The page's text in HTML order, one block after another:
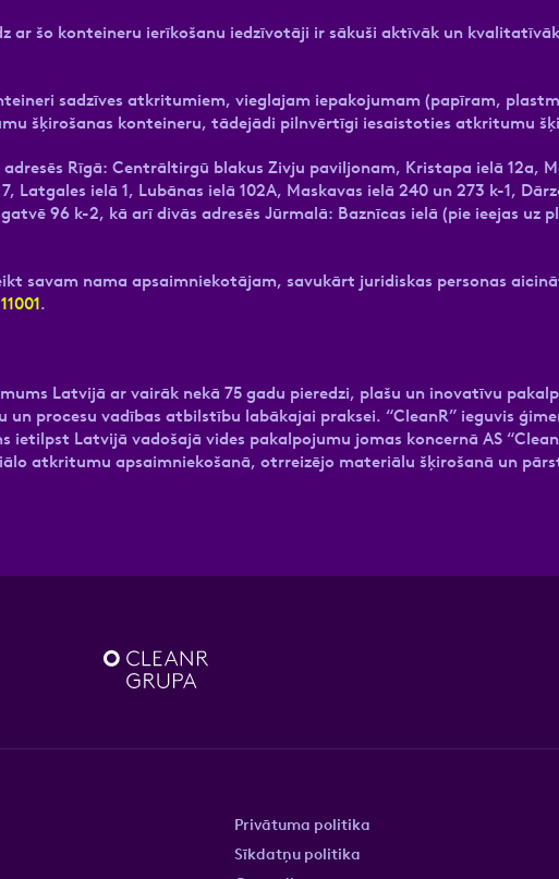
ar šo konteineru ierīkošanu iedzīvotāji ir sākuši aktīvāk un
sadzīves atkritumiem, vieglajam iepakojumam (papīram,
šķirošanas konteineru, tādejādi pilnvērtīgi iesaistoties atkritumu
Rīgā: Centrāltirgū blakus Zivju paviljonam, Kristapa ielā 12a,
Latgales ielā 1, Lubānas ielā 102A, Maskavas ielā 240 un 273 k-1,
96 k-2, kā arī divās adresēs Jūrmalā: Baznīcas ielā (pie ieejas uz
savam nama apsaimniekotājam, savukārt juridiskas personas
.
Latvijā ar vairāk nekā 75 gadu pieredzi, plašu un inovatīvu
procesu vadības atbilstību labākajai praksei. “CleanR” ieguvis
Latvijā vadošajā vides pakalpojumu jomas koncernā AS
atkritumu apsaimniekošanā, otrreizējo materiālu šķirošanā un
Privātuma politika
Sīkdatņu politika